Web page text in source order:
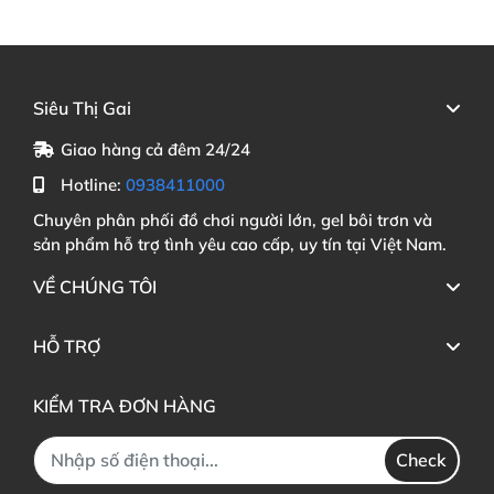
Siêu Thị Gai
Giao hàng cả đêm 24/24
Hotline: 0938411000
Chuyên phân phối đồ chơi người lớn, gel bôi trơn và
sản phẩm hỗ trợ tình yêu cao cấp, uy tín tại Việt Nam.
VỀ CHÚNG TÔI
HỖ TRỢ
KIỂM TRA ĐƠN HÀNG
Check